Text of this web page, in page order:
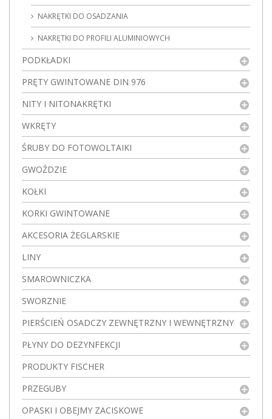
NAKRĘTKI DO OSADZANIA
NAKRĘTKI DO PROFILI ALUMINIOWYCH
PODKŁADKI
PRĘTY GWINTOWANE DIN 976
NITY I NITONAKRĘTKI
WKRĘTY
ŚRUBY DO FOTOWOLTAIKI
GWOŹDZIE
KOŁKI
KORKI GWINTOWANE
AKCESORIA ŻEGLARSKIE
LINY
SMAROWNICZKA
SWORZNIE
PIERŚCIEŃ OSADCZY ZEWNĘTRZNY I WEWNĘTRZNY
PŁYNY DO DEZYNFEKCJI
PRODUKTY FISCHER
PRZEGUBY
OPASKI I OBEJMY ZACISKOWE